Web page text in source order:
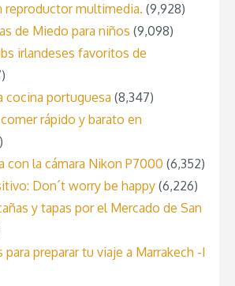
reproductor multimedia. (9,928)
de Miedo para niños (9,098)
irlandeses favoritos de
cocina portuguesa (8,347)
rápido y barato en
con la cámara Nikon P7000 (6,352)
Don´t worry be happy (6,226)
y tapas por el Mercado de San
preparar tu viaje a Marrakech -I